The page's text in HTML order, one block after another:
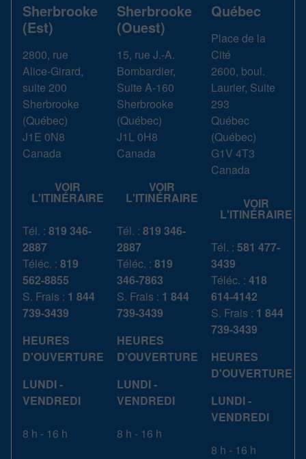
Sherbrooke
(Est)
2800, rue
Alice-Girard,
suite 200
Sherbrooke
(Québec)
J1E 0N8
Canada
VOIR
L'ITINÉRAIRE
Tél. : 819 346-
2887
Téléc. : 819
562-8855
S. Frais : 1 844
739-3439
HEURES
D'OUVERTURE
LUNDI -
VENDREDI
8 h - 16 h
Sherbrooke
(Ouest)
15, rue J.-A.
Bombardier,
Suite A-160
Sherbrooke
(Québec)
J1L 0H8
Canada
VOIR
L'ITINÉRAIRE
Tél. : 819 346-
2887
Téléc. : 819
346-7863
S. Frais : 1 844
739-3439
HEURES
D'OUVERTURE
LUNDI -
VENDREDI
8 h - 16 h
Québec
Place de la
Cité
2600, boul.
Laurier, Suite
293
Québec
(Québec)
G1V 4T3
Canada
VOIR
L'ITINÉRAIRE
Tél. : 581 477-
3439
Téléc. : 418
614-4142
S. Frais : 1 844
739-3439
HEURES
D'OUVERTURE
LUNDI -
VENDREDI
8 h - 16 h